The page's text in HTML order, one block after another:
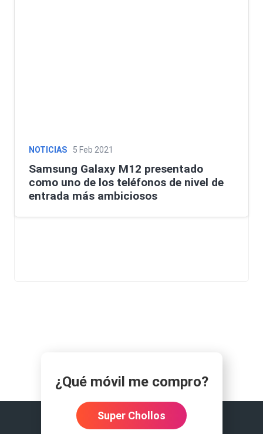
NOTICIAS 5 Feb 2021
Samsung Galaxy M12 presentado
como uno de los teléfonos de nivel de
entrada más ambiciosos
¿Qué móvil me compro?
Super Chollos